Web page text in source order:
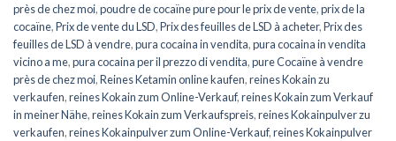
près de chez moi,poudre de cocaïne pure pour le prix de vente,prix de la
cocaïne,Prix de vente du LSD,Prix des feuilles de LSD à acheter,Prix des
feuilles de LSD à vendre,pura cocaina in vendita,pura cocaina in vendita
vicino a me,pura cocaina per il prezzo di vendita,pure Cocaïne à vendre
près de chez moi,Reines Ketamin online kaufen,reines Kokain zu
verkaufen,reines Kokain zum Online-Verkauf,reines Kokain zum Verkauf
in meiner Nähe,reines Kokain zum Verkaufspreis,reines Kokainpulver zu
verkaufen,reines Kokainpulver zum Online-Verkauf,reines Kokainpulver